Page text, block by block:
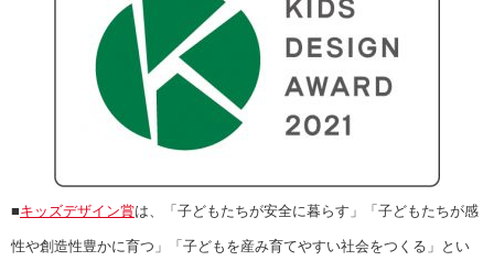
■キッズデザイン賞は、「子どもたちが安全に暮らす」「子どもたちが感
性や創造性豊かに育つ」「子どもを産み育てやすい社会をつくる」とい